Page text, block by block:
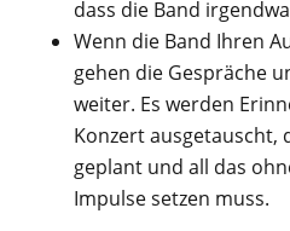
dass die Band
Wenn die Band Ihren
gehen die Gespräche
weiter. Es werden
Konzert ausgetauscht,
geplant und all das
Impulse setzen muss.